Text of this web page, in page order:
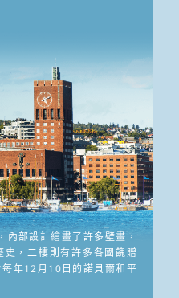
部設計繪畫了許多壁畫，
，二樓則有許多各國餽贈
年12月10日的諾貝爾和平